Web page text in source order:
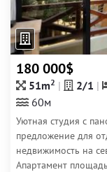
180 000$
51m2 2/1
60м
Уютная студия с
предложение для
недвижимость на
Апартамент